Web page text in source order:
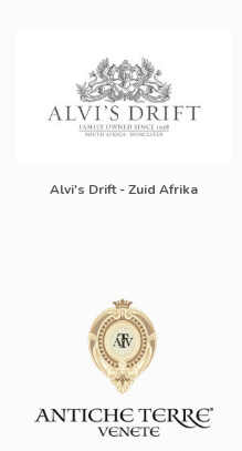
Alvi's Drift - Zuid Afrika